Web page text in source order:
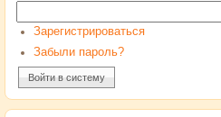
Зарегистрироваться
Забыли пароль?